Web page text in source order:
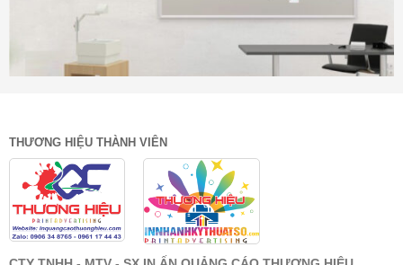
THƯƠNG HIỆU THÀNH VIÊN